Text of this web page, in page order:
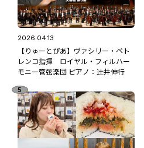
2026.04.13
【りゅーとぴあ】ヴァシリー・ペト
レンコ指揮 ロイヤル・フィルハー
モニー管弦楽団 ピアノ：辻󠄀井伸行